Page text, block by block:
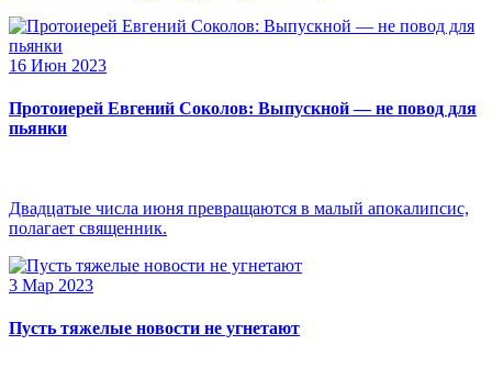
16 Июн 2023
Протоиерей Евгений Соколов: Выпускной — не повод для
пьянки
Двадцатые числа июня превращаются в малый апокалипсис,
полагает священник.
3 Мар 2023
Пусть тяжелые новости не угнетают